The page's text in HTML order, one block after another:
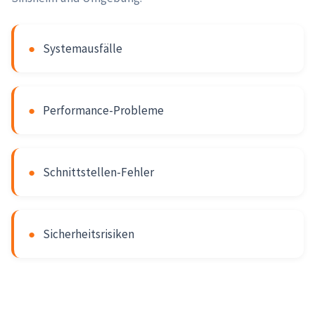
● Systemausfälle
● Performance-Probleme
● Schnittstellen-Fehler
● Sicherheitsrisiken